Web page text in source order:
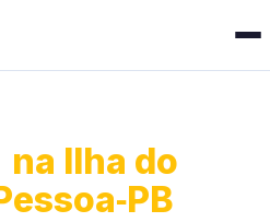
na Ilha do